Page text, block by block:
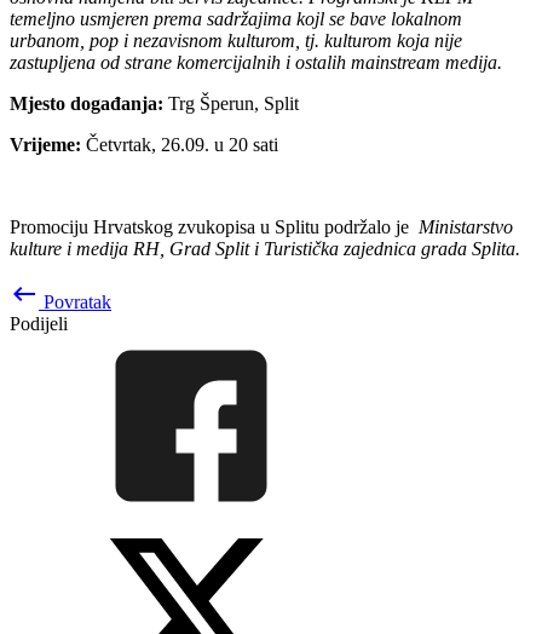
temeljno usmjeren prema sadržajima kojl se bave lokalnom
urbanom, pop i nezavisnom kulturom, tj. kulturom koja nije
zastupljena od strane komercijalnih i ostalih mainstream medija.
Mjesto događanja: Trg Šperun, Split
Vrijeme: Četvrtak, 26.09. u 20 sati
Promociju Hrvatskog zvukopisa u Splitu podržalo je Ministarstvo
kulture i medija RH, Grad Split i Turistička zajednica grada Splita.
keyboard_backspace Povratak
Podijeli